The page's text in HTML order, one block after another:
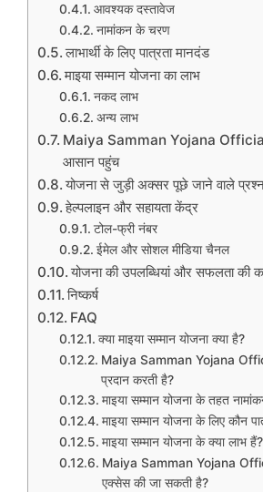
आवश्यक दस्तावेज
नामांकन के चरण
लाभार्थी के लिए पात्रता मानदंड
माइया सम्मान योजना का लाभ
नकद लाभ
अन्य लाभ
Maiya Samman Yojana
आसान पहुंच
योजना से जुड़ी अक्सर पूछे जाने वाले
हेल्पलाइन और सहायता केंद्र
टोल-फ्री नंबर
ईमेल और सोशल मीडिया चैनल
योजना की उपलब्धियां और सफलता की
निष्कर्ष
FAQ
क्या माइया सम्मान योजना क्या है?
Maiya Samman Yojana
प्रदान करती है?
माइया सम्मान योजना के तहत
माइया सम्मान योजना के लिए कौन
माइया सम्मान योजना के क्या लाभ हैं?
Maiya Samman Yojana
एक्सेस की जा सकती है?